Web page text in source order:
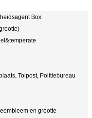
Box
Tolpost, Politiebureau
en grootte